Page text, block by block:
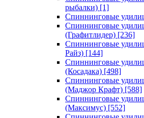
рыбалки) [1]
Спиннинговые
Спиннинговые
(Графитлидер) [236]
Спиннинговые
Райз) [144]
Спиннинговые
(Косадака) [498]
Спиннинговые
(Маджор Крафт) [588]
Спиннинговые
(Максимус) [552]